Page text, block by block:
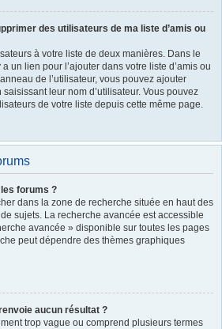
des utilisateurs de ma liste d’amis ou
à votre liste de deux manières. Dans le
un lien pour l’ajouter dans votre liste d’amis ou
de l’utilisateur, vous pouvez ajouter
leur nom d’utilisateur. Vous pouvez
de votre liste depuis cette même page.
forums ?
dans la zone de recherche située en haut des
sujets. La recherche avancée est accessible
avancée » disponible sur toutes les pages
peut dépendre des thèmes graphiques
aucun résultat ?
trop vague ou comprend plusieurs termes